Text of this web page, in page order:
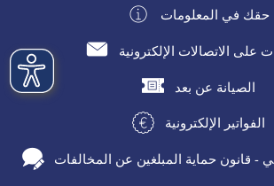
حقك في المعلومات
على الاتصالات الإلكترونية
الصيانة عن بعد
الفواتير الإلكترونية
- قانون حماية المبلغين عن المخالفات